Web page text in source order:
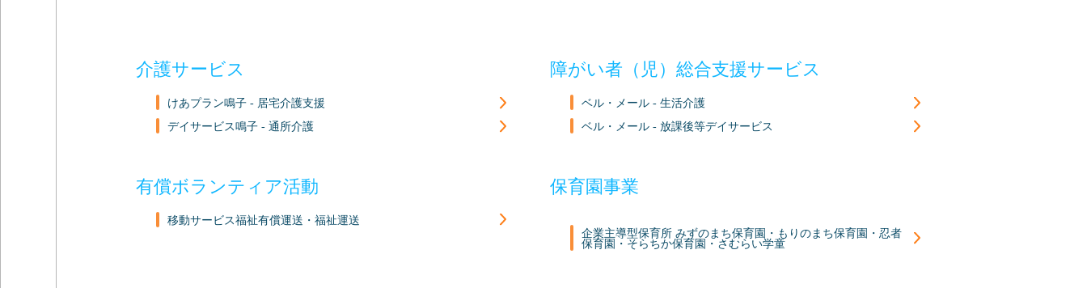
介護サービス
けあプラン鳴子 - 居宅介護支援
デイサービス鳴子 - 通所介護
障がい者（児）総合支援サービス
ベル・メール - 生活介護
ベル・メール - 放課後等デイサービス
有償ボランティア活動
移動サービス福祉有償運送・福祉運送
保育園事業
企業主導型保育所 みずのまち保育園・もりのまち保育園・忍者
保育園・そらちか保育園・さむらい学童